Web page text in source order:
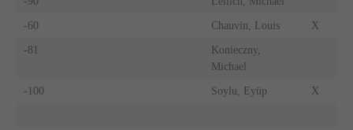
-60 Chauvin, Louis X
-81
Konieczny,
Michael
-100 Soylu, Eyüp X